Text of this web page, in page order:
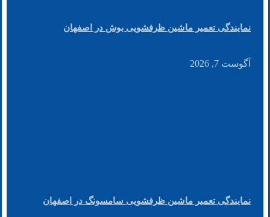
نمایندگی تعمیر ماشین ظرفشویی بوش در اصفهان
آگوست 7, 2026
نمایندگی تعمیر ماشین ظرفشویی سامسونگ در اصفهان